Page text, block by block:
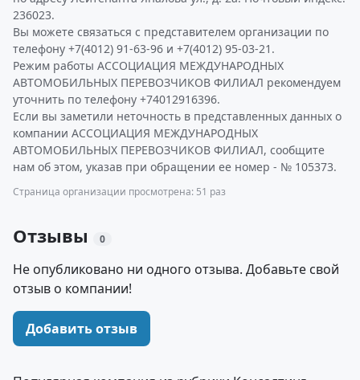
236023.
Вы можете связаться с представителем организации по
телефону +7(4012) 91-63-96 и +7(4012) 95-03-21.
Режим работы АССОЦИАЦИЯ МЕЖДУНАРОДНЫХ
АВТОМОБИЛЬНЫХ ПЕРЕВОЗЧИКОВ ФИЛИАЛ рекомендуем
уточнить по телефону +74012916396.
Если вы заметили неточность в представленных данных о
компании АССОЦИАЦИЯ МЕЖДУНАРОДНЫХ
АВТОМОБИЛЬНЫХ ПЕРЕВОЗЧИКОВ ФИЛИАЛ, сообщите
нам об этом, указав при обращении ее номер - № 105373.
Страница организации просмотрена: 51 раз
Отзывы 0
Не опубликовано ни одного отзыва. Добавьте свой
отзыв о компании!
Добавить отзыв